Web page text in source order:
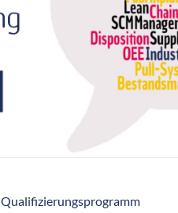
Qualifizierungsprogramm